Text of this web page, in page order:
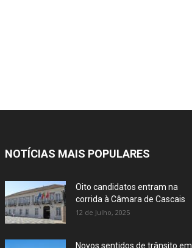
NOTÍCIAS MAIS POPULARES
Oito candidatos entram na
corrida à Câmara de Cascais
12 de Julho, 2025
Novos sentidos de trânsito em